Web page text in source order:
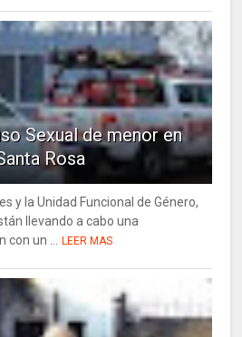
Sexual de menor en
Rosa
y la Unidad Funcional de Género,
llevando a cabo una
un ...
LEER MAS